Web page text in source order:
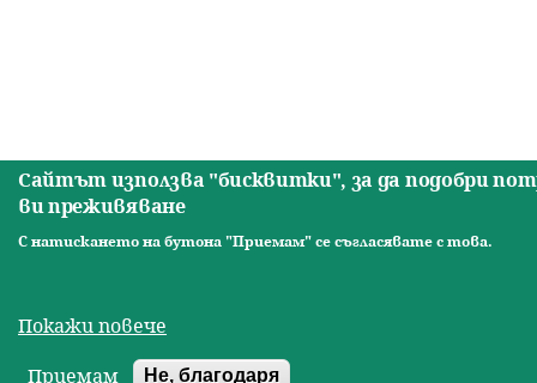
Сайтът използва "бисквитки", за да подобри
ви преживяване
С натискането на бутона "Приемам" се съгласявате с това.
Покажи повече
Приемам
Не, благодаря